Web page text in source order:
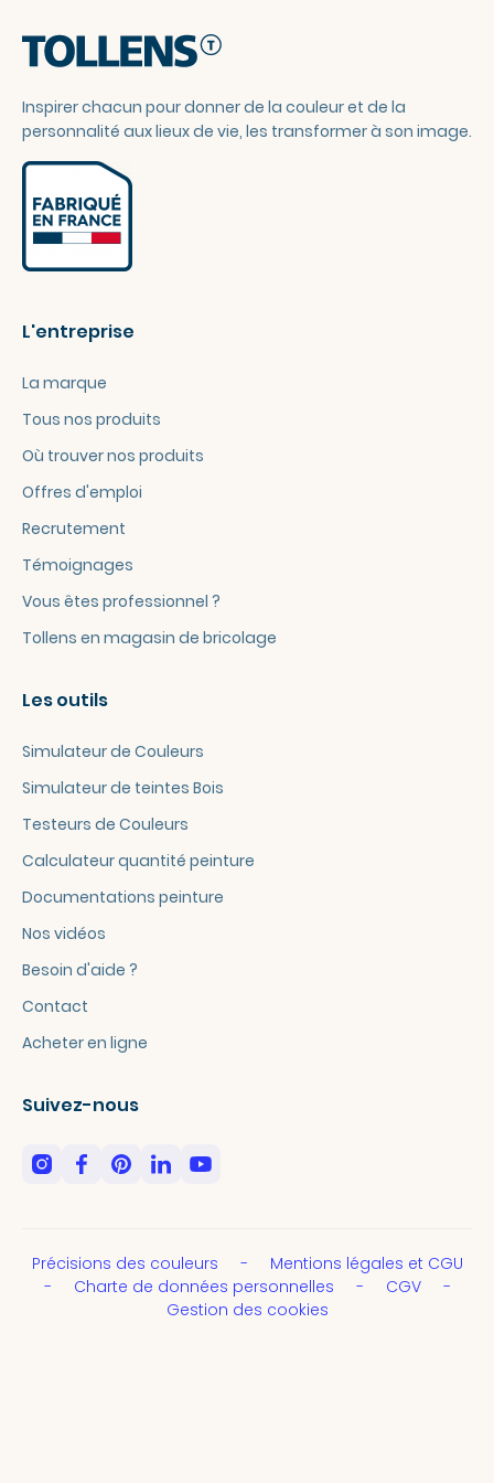
Inspirer chacun pour donner de la couleur et de la
personnalité aux lieux de vie, les transformer à son image.
L'entreprise
La marque
Tous nos produits
Où trouver nos produits
Offres d'emploi
Recrutement
Témoignages
Vous êtes professionnel ?
Tollens en magasin de bricolage
Les outils
Simulateur de Couleurs
Simulateur de teintes Bois
Testeurs de Couleurs
Calculateur quantité peinture
Documentations peinture
Nos vidéos
Besoin d'aide ?
Contact
Acheter en ligne
Suivez-nous
Précisions des couleurs
Mentions légales et CGU
Charte de données personnelles
CGV
Gestion des cookies